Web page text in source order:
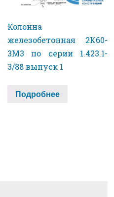
Колонна
железобетонная 2К60-
3М3 по серии 1.423.1-
3/88 выпуск 1
Подробнее